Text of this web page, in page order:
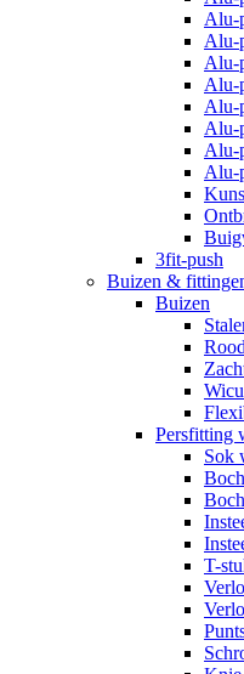
Alu-
Alu-
Alu-
Alu-
Alu-
Alu-
Alu-
Alu-
3fit-push
Buizen &
Buizen
Persfitting
Sok
T-